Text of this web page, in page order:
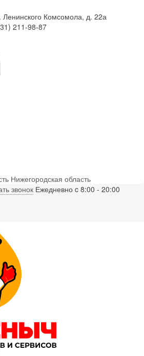
Ленинского Комсомола, д. 22а
211-98-87
Нижегородская область
звонок Ежедневно c 8:00 - 20:00